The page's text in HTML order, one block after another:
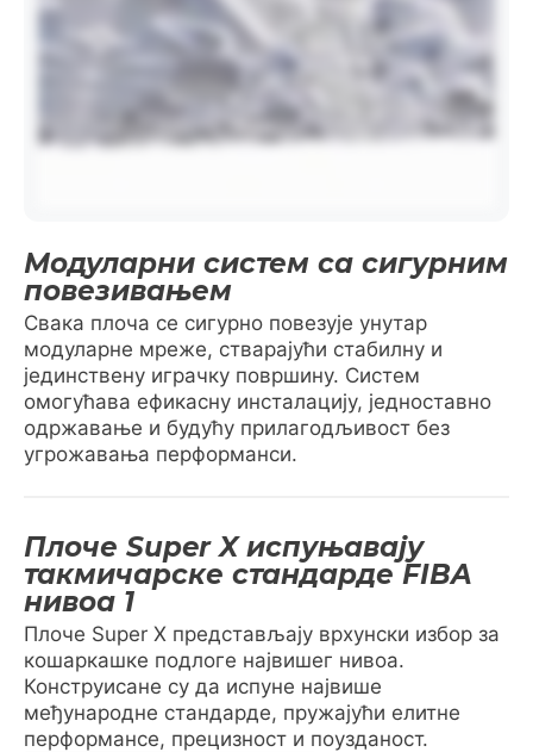
Модуларни систем са сигурним
повезивањем
Свака плоча се сигурно повезује унутар
модуларне мреже, стварајући стабилну и
јединствену играчку површину. Систем
омогућава ефикасну инсталацију, једноставно
одржавање и будућу прилагодљивост без
угрожавања перформанси.
Плоче Super X испуњавају
такмичарске стандарде FIBA
нивоа 1
Плоче Super X представљају врхунски избор за
кошаркашке подлоге највишег нивоа.
Конструисане су да испуне највише
међународне стандарде, пружајући елитне
перформансе, прецизност и поузданост.